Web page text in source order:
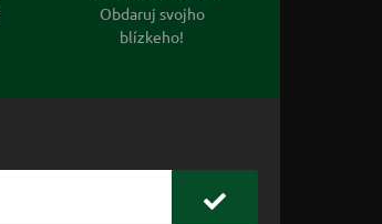
Obdaruj svojho
blízkeho!